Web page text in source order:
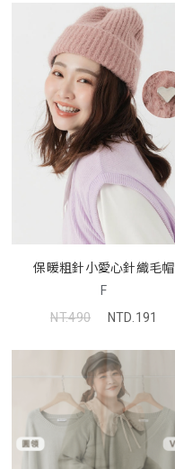
保暖粗針小愛心針織毛帽
F
NT.490
NTD.191